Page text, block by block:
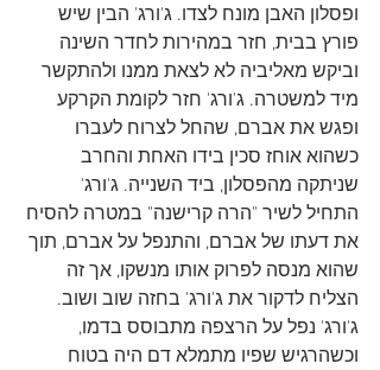
ופסלון האבן מונח לצדו. ג'ורג' הבין שיש
פורץ בבית, חזר במהירות לחדר השינה
וביקש מאליביה לא לצאת ממנו ולהתקשר
מיד למשטרה. ג'ורג' חזר לקומת הקרקע
ופגש את אברם, שהחל לצרוח לעברו
כשהוא אוחז סכין בידו האחת והחרב
שניתקה מהפסלון, ביד השנייה. ג'ורג'
התחיל לשיר "הרה קרישנה" במטרה להסיח
את דעתו של אברם, והתנפל על אברם, תוך
שהוא מנסה לפרוק אותו מנשקו, אך זה
הצליח לדקור את ג'ורג' בחזה שוב ושוב.
ג'ורג' נפל על הרצפה מתבוסס בדמו,
וכשהרגיש שפיו מתמלא דם היה בטוח